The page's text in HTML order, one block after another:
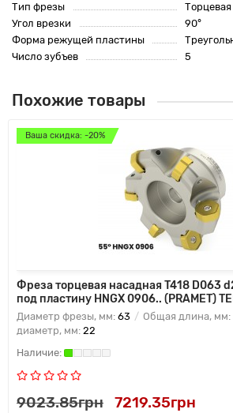
Тип фрезы
Угол врезки
90°
Форма режущей пластины
Число зубъев
5
Похожие товары
Ваша скидка: -20%
Фреза торцевая насадная T418 D063
под пластину HNGX 0906.. (PRAMET)
Диаметр фрезы, мм: 63 Общая длина, мм:
диаметр, мм: 22
9023.85грн 7219.35грн